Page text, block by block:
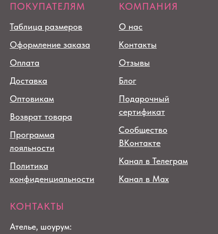
ПОКУПАТЕЛЯМ
Таблица размеров
Оформление заказа
Оплата
Доставка
Оптовикам
Возврат товара
Программа
лояльности
Политика
конфиденциальности
КОМПАНИЯ
О нас
Контакты
Отзывы
Блог
Подарочный
сертификат
Сообщество
ВКонтакте
Канал в Телеграм
Канал в Max
КОНТАКТЫ
Ателье, шоурум: